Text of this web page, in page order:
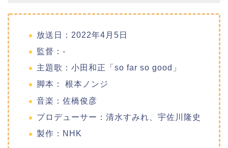
放送日：2022年4月5日
監督：-
主題歌：小田和正「so far so good」
脚本： 根本ノンジ
音楽：佐橋俊彦
プロデューサー：清水すみれ、宇佐川隆史
製作：NHK